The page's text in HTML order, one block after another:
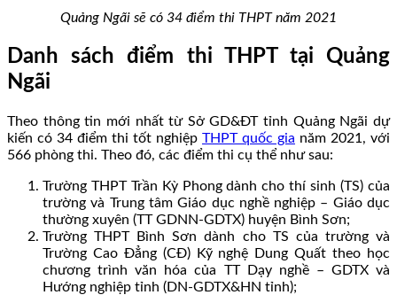
Quảng Ngãi sẽ có 34 điểm thi THPT năm 2021
Danh sách điểm thi THPT tại Quảng
Ngãi
Theo thông tin mới nhất từ Sở GD&ĐT tỉnh Quảng Ngãi dự
kiến có 34 điểm thi tốt nghiệp THPT quốc gia năm 2021, với
566 phòng thi. Theo đó, các điểm thi cụ thể như sau:
Trường THPT Trần Kỳ Phong dành cho thí sinh (TS) của
trường và Trung tâm Giáo dục nghề nghiệp – Giáo dục
thường xuyên (TT GDNN-GDTX) huyện Bình Sơn;
Trường THPT Bình Sơn dành cho TS của trường và
Trường Cao Đẳng (CĐ) Kỹ nghệ Dung Quất theo học
chương trình văn hóa của TT Dạy nghề – GDTX và
Hướng nghiệp tỉnh (DN-GDTX&HN tỉnh);